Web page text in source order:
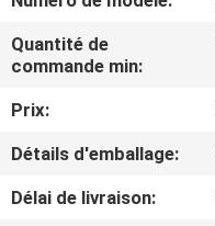
VIDÉOS
À
PROPOS
DE
Quantité de
commande min:
Prix:
Détails d'emballage:
Délai de livraison: